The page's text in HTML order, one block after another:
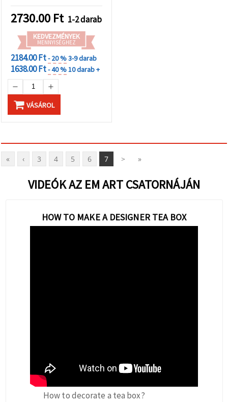
2730.00 Ft 1-2 darab
KEDVEZMÉNYEK
MENNYISÉGHEZ
2184.00 Ft- 20 %3-9 darab
1638.00 Ft- 40 %10 darab +
VÁSÁROL
« ‹ 3 4 5 6 7 > »
VIDEÓK AZ EM ART CSATORNÁJÁN
HOW TO MAKE A DESIGNER TEA BOX
How to decorate a tea box?